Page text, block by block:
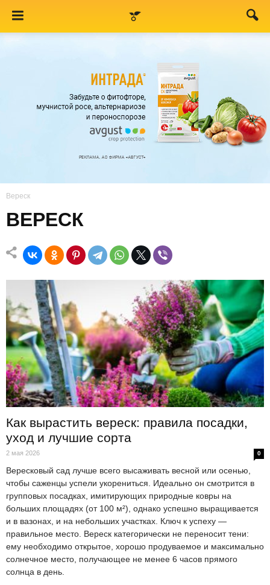
Вереск
ВЕРЕСК
Как вырастить вереск: правила посадки,
уход и лучшие сорта
2 мая 2026 0
Вересковый сад лучше всего высаживать весной или осенью,
чтобы саженцы успели укорениться. Идеально он смотрится в
групповых посадках, имитирующих природные ковры на
больших площадях (от 100 м²), однако успешно выращивается
и в вазонах, и на небольших участках. Ключ к успеху —
правильное место. Вереск категорически не переносит тени:
ему необходимо открытое, хорошо продуваемое и максимально
солнечное место, получающее не менее 6 часов прямого
солнца в день.